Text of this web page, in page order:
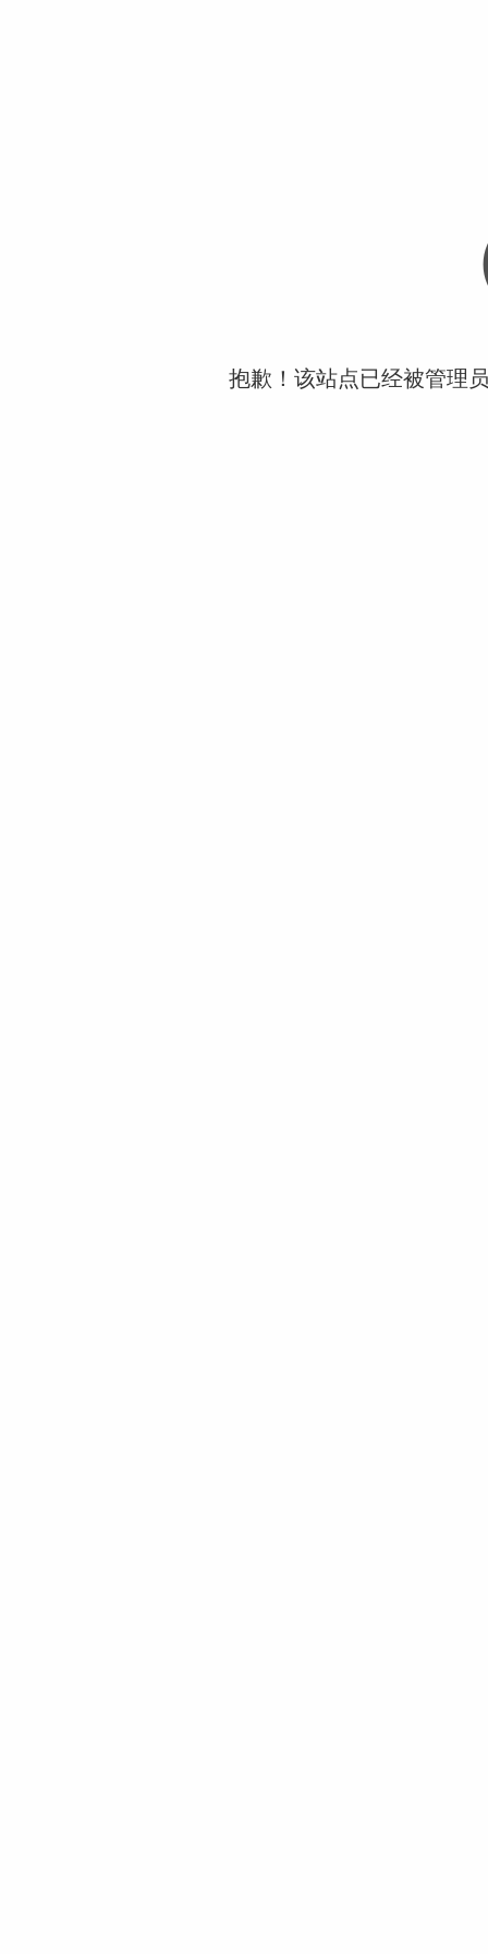
抱歉！该站点已经被管理